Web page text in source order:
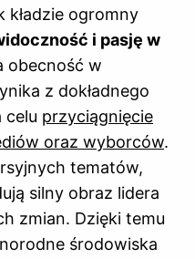
kładzie ogromny
i pasję w
obecność w
z dokładnego
celu przyciągnięcie
oraz wyborców.
tematów,
silny obraz lidera
zmian. Dzięki temu
środowiska